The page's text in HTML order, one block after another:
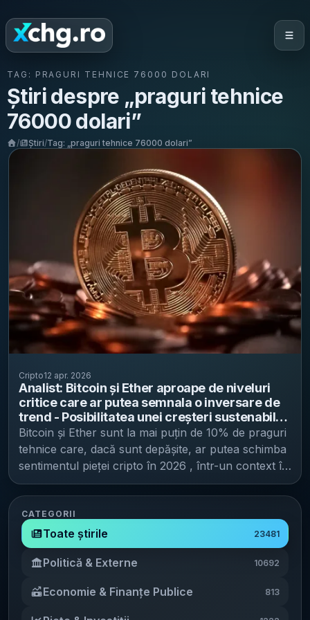
TAG: PRAGURI TEHNICE 76000 DOLARI
Știri despre „praguri tehnice
76000 dolari”
/ Știri/Tag: „praguri tehnice 76000 dolari”
Cripto12 apr. 2026
Analist: Bitcoin și Ether aproape de niveluri
critice care ar putea semnala o inversare de
trend - Posibilitatea unei creșteri sustenabile
pe piața cripto în 2026
Bitcoin și Ether sunt la mai puțin de 10% de praguri
tehnice care, dacă sunt depășite, ar putea schimba
sentimentul pieței cripto în 2026 , într-un context în
care tot mai multe voci din industrie vorbesc despre
un nou an de scăderi, potrivit Cointelegraph .
Macro-analistul Jordi Visser a spus că un scenariu
în care Bitcoin trece peste 76.000 de dolari (aprox.
349.600 lei), iar Ethereum peste 2.400 de dolari
(aprox. 11.040 lei) ar putea marca „începutul unei
convingerii sale că economia SUA nu va intra în
recesiune. „Dacă tranzacționăm peste 76.000 de
CATEGORII
Toate știrile 23481
Politică & Externe 10692
Economie & Finanțe Publice 813